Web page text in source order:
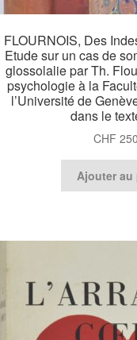
FLOURNOIS, Des
Etude sur un cas de
glossolalie par Th.
psychologie à la
l’Université de
dans le
CHF
Ajouter au